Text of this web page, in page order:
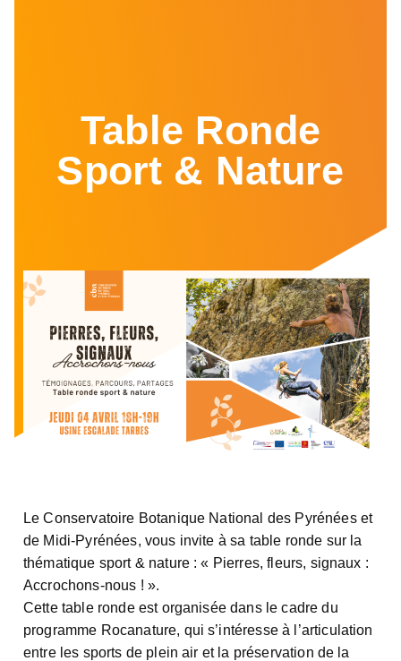
Table Ronde
Sport & Nature
Le Conservatoire Botanique National des Pyrénées et
de Midi-Pyrénées, vous invite à sa table ronde sur la
thématique sport & nature : « Pierres, fleurs, signaux :
Accrochons-nous ! ».
Cette table ronde est organisée dans le cadre du
programme Rocanature, qui s’intéresse à l’articulation
entre les sports de plein air et la préservation de la